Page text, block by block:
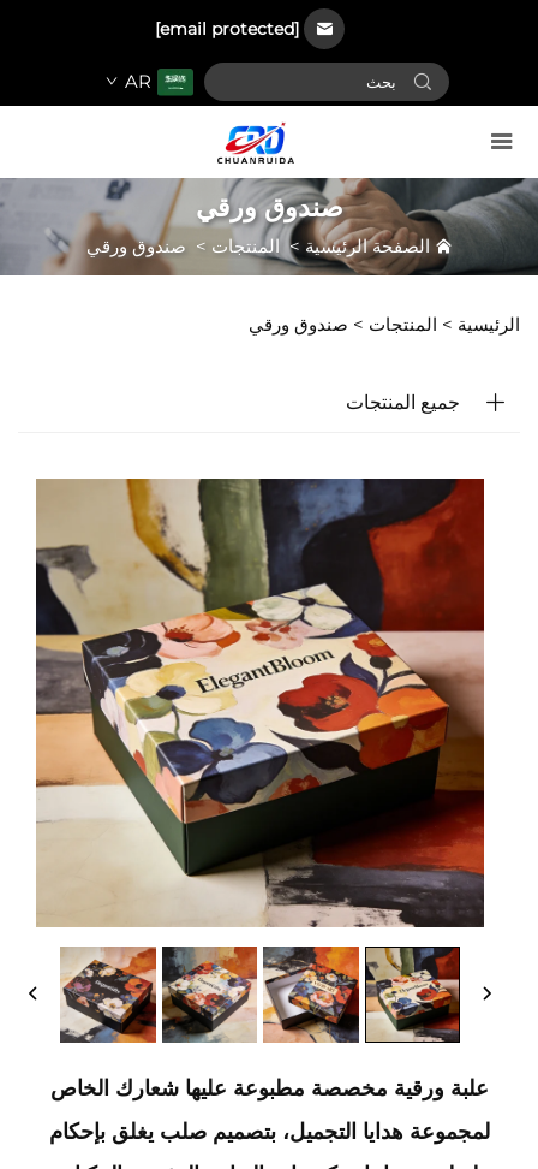
[email protected]
AR
صندوق ورقي
الصفحة الرئيسية > المنتجات > صندوق ورقي
الرئيسية > المنتجات > صندوق ورقي
جميع المنتجات
علبة ورقية مخصصة مطبوعة عليها شعارك الخاص
لمجموعة هدايا التجميل، بتصميم صلب يغلق بإحكام